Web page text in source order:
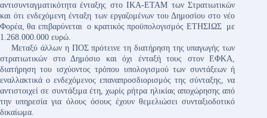
αντισυνταγματικότητα ένταξης στο ΙΚΑ-ΕΤΑΜ των Στρατιωτικών
και ότι ενδεχόμενη ένταξη των εργαζομένων του Δημοσίου στο νέο
Φορέα, θα επιβαρύνεται ο κρατικός προϋπολογισμός ΕΤΗΣΙΩΣ με
1.268.000.000 ευρώ.
Μεταξύ άλλων η ΠΟΣ πρότεινε τη διατήρηση της υπαγωγής των
στρατιωτικών στο Δημόσιο και όχι ένταξή τους στον ΕΦΚΑ,
διατήρηση του ισχύοντος τρόπου υπολογισμού των συντάξεων ή
εναλλακτικά ο ενδεχόμενος επαναπροσδιορισμός της σύνταξης, να
αντιστοιχεί σε συντάξιμα έτη, χωρίς ρήτρα ηλικίας αποχώρησης από
την υπηρεσία για όλους όσους έχουν θεμελιώσει συνταξιοδοτικό
δικαίωμα.